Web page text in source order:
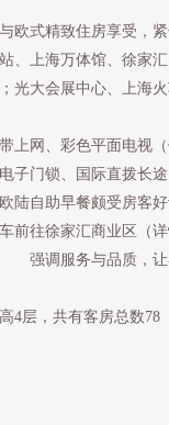
式精致住房享受，紧
、上海万体馆、徐家汇
光大会展中心、上海
网、彩色平面电视（
子门锁、国际直拨长
陆自助早餐颇受房客好
前往徐家汇商业区（
强调服务与品质，让
层，共有客房总数78